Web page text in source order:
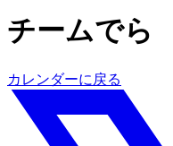
チームでら
カレンダーに戻る